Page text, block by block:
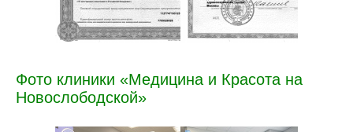
Фото клиники «Медицина и Красота на
Новослободской»